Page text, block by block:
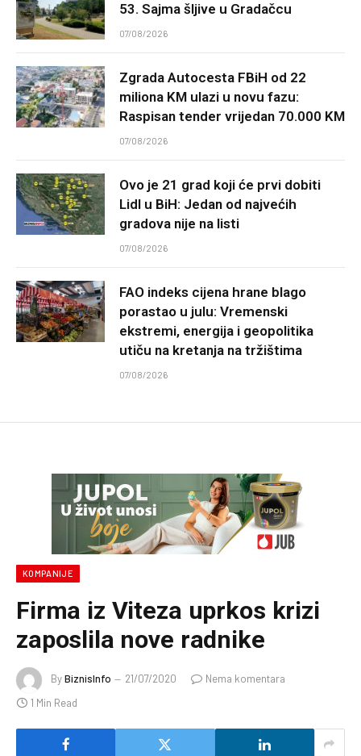
53. Sajma šljive u Gradačcu
07/08/2026
Zgrada Autocesta FBiH od 22
miliona KM ulazi u novu fazu:
Raspisan tender vrijedan 70.000 KM
07/08/2026
Ovo je 21 grad koji će prvi dobiti
Lidl u BiH: Jedan od najvećih
gradova nije na listi
07/08/2026
FAO indeks cijena hrane blago
porastao u julu: Vremenski
ekstremi, energija i geopolitika
utiču na kretanja na tržištima
07/08/2026
KOMPANIJE
Firma iz Viteza uprkos krizi
zaposlila nove radnike
ByBiznisInfo 21/07/2020
Nema komentara
1 Min Read